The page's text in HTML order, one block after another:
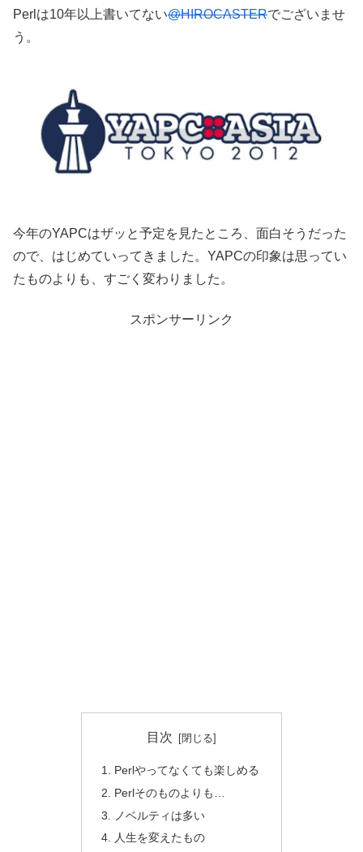
Perlは10年以上書いてない@HIROCASTERでございませ
う。
今年のYAPCはザッと予定を見たところ、面白そうだった
ので、はじめていってきました。YAPCの印象は思ってい
たものよりも、すごく変わりました。
スポンサーリンク
目次
Perlやってなくても楽しめる
Perlそのものよりも…
ノベルティは多い
人生を変えたもの